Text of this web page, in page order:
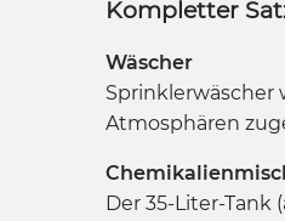
Kompletter
Wäscher
Sprinklerwäscher
Atmosphären
Der 35-Liter-Tank